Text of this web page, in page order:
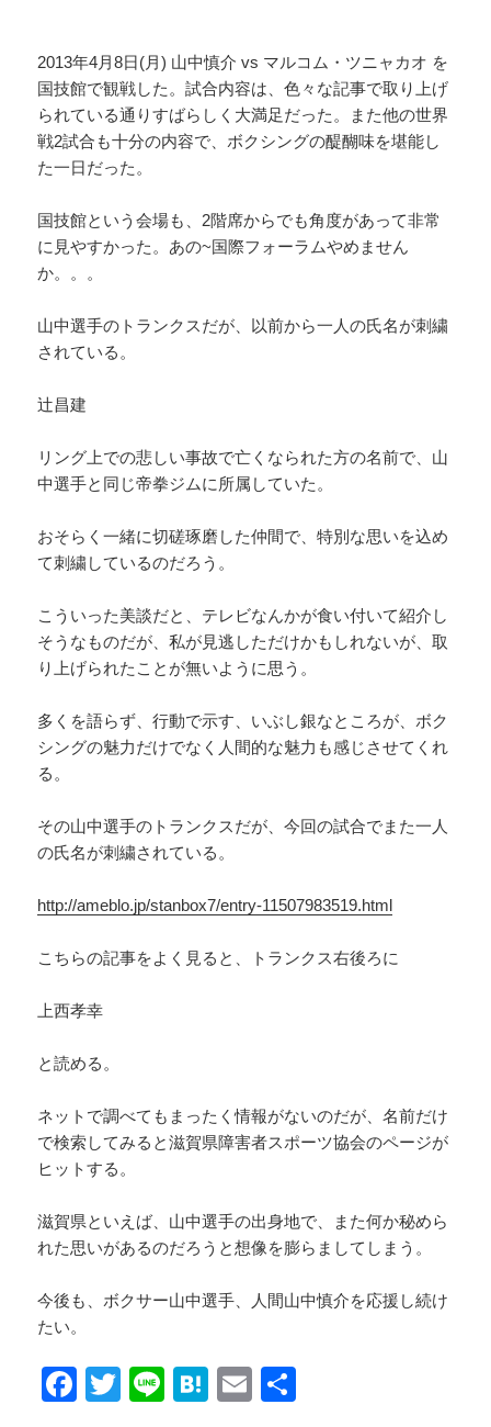
2013年4月8日(月) 山中慎介 vs マルコム・ツニャカオ を
国技館で観戦した。試合内容は、色々な記事で取り上げ
られている通りすばらしく大満足だった。また他の世界
戦2試合も十分の内容で、ボクシングの醍醐味を堪能し
た一日だった。
国技館という会場も、2階席からでも角度があって非常
に見やすかった。あの~国際フォーラムやめません
か。。。
山中選手のトランクスだが、以前から一人の氏名が刺繍
されている。
辻昌建
リング上での悲しい事故で亡くなられた方の名前で、山
中選手と同じ帝拳ジムに所属していた。
おそらく一緒に切磋琢磨した仲間で、特別な思いを込め
て刺繍しているのだろう。
こういった美談だと、テレビなんかが食い付いて紹介し
そうなものだが、私が見逃しただけかもしれないが、取
り上げられたことが無いように思う。
多くを語らず、行動で示す、いぶし銀なところが、ボク
シングの魅力だけでなく人間的な魅力も感じさせてくれ
る。
その山中選手のトランクスだが、今回の試合でまた一人
の氏名が刺繍されている。
http://ameblo.jp/stanbox7/entry-11507983519.html
こちらの記事をよく見ると、トランクス右後ろに
上西孝幸
と読める。
ネットで調べてもまったく情報がないのだが、名前だけ
で検索してみると滋賀県障害者スポーツ協会のページが
ヒットする。
滋賀県といえば、山中選手の出身地で、また何か秘めら
れた思いがあるのだろうと想像を膨らましてしまう。
今後も、ボクサー山中選手、人間山中慎介を応援し続け
たい。
F
T
Li
H
E